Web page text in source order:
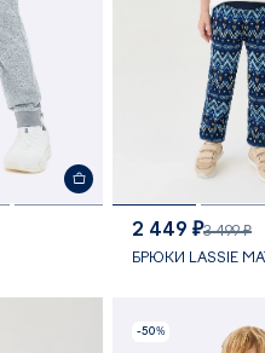
2 449 ₽3 499 ₽
БРЮКИ LASSIE
-50%